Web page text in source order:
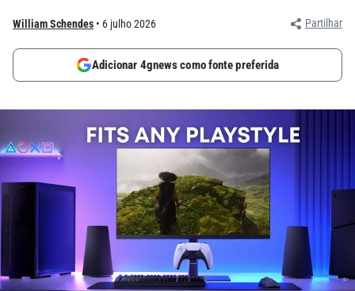
William Schendes 6 julho 2026 Partilhar
Adicionar 4gnews como fonte preferida